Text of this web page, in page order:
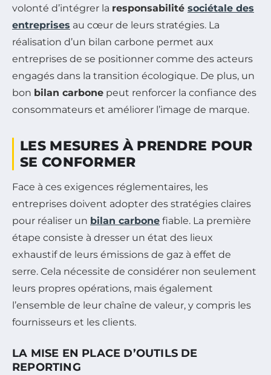
volonté d’intégrer la responsabilité sociétale des
entreprises au cœur de leurs stratégies. La
réalisation d’un bilan carbone permet aux
entreprises de se positionner comme des acteurs
engagés dans la transition écologique. De plus, un
bon bilan carbone peut renforcer la confiance des
consommateurs et améliorer l’image de marque.
LES MESURES À PRENDRE POUR
SE CONFORMER
Face à ces exigences réglementaires, les
entreprises doivent adopter des stratégies claires
pour réaliser un bilan carbone fiable. La première
étape consiste à dresser un état des lieux
exhaustif de leurs émissions de gaz à effet de
serre. Cela nécessite de considérer non seulement
leurs propres opérations, mais également
l’ensemble de leur chaîne de valeur, y compris les
fournisseurs et les clients.
LA MISE EN PLACE D’OUTILS DE
REPORTING